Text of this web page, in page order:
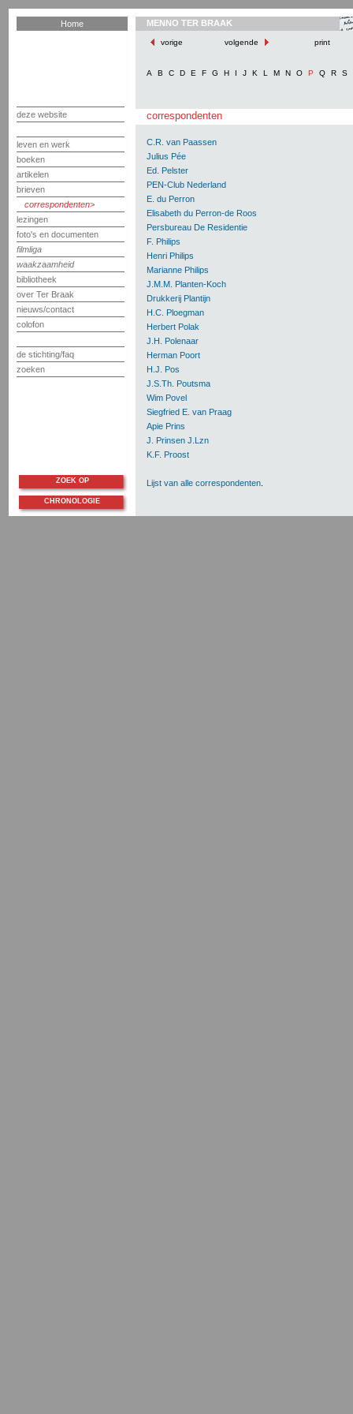
Home
deze website
leven en werk
boeken
artikelen
brieven
correspondenten
lezingen
foto's en documenten
filmliga
waakzaamheid
bibliotheek
over Ter Braak
nieuws/contact
colofon
de stichting/faq
zoeken
MENNO TER BRAAK
vorige volgende print
A B C D E F G H I J K L M N O P Q R S
correspondenten
C.R. van Paassen
Julius Pée
Ed. Pelster
PEN-Club Nederland
E. du Perron
Elisabeth du Perron-de Roos
Persbureau De Residentie
F. Philips
Henri Philips
Marianne Philips
J.M.M. Planten-Koch
Drukkerij Plantijn
H.C. Ploegman
Herbert Polak
J.H. Polenaar
Herman Poort
H.J. Pos
J.S.Th. Poutsma
Wim Povel
Siegfried E. van Praag
Apie Prins
J. Prinsen J.Lzn
K.F. Proost
Lijst van alle correspondenten
ZOEK OP
CHRONOLOGIE